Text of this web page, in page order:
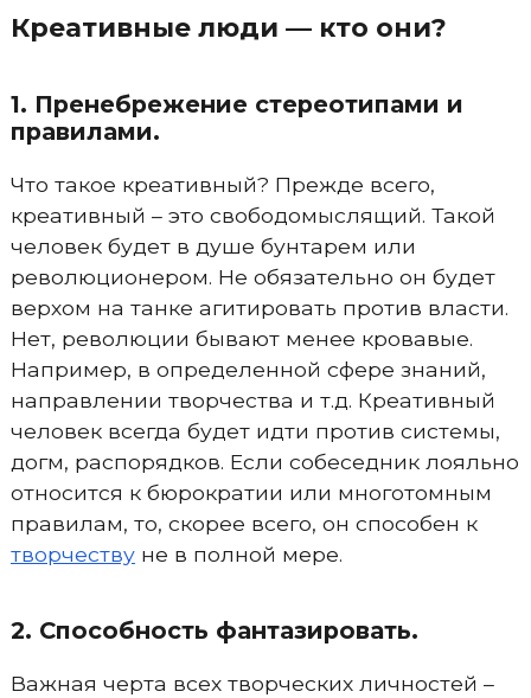
Креативные люди — кто они?
1. Пренебрежение стереотипами и
правилами.
Что такое креативный? Прежде всего,
креативный – это свободомыслящий. Такой
человек будет в душе бунтарем или
революционером. Не обязательно он будет
верхом на танке агитировать против власти.
Нет, революции бывают менее кровавые.
Например, в определенной сфере знаний,
направлении творчества и т.д. Креативный
человек всегда будет идти против системы,
догм, распорядков. Если собеседник лояльно
относится к бюрократии или многотомным
правилам, то, скорее всего, он способен к
творчествуне в полной мере.
2. Способность фантазировать.
Важная черта всех творческих личностей –